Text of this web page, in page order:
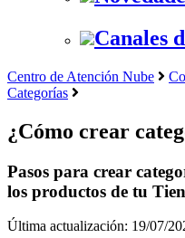
Canales
Centro de Atención Nube
Categorías
¿Cómo crear
Pasos para crear
los productos de tu
Última actualización: 19/07/